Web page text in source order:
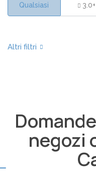
Qualsiasi 3.0+
negozi